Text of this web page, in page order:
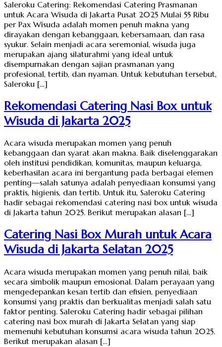
Saleroku Catering: Rekomendasi Catering Prasmanan
untuk Acara Wisuda di Jakarta Pusat 2025 Mulai 55 Ribu
per Pax Wisuda adalah momen penuh makna yang
dirayakan dengan kebanggaan, kebersamaan, dan rasa
syukur. Selain menjadi acara seremonial, wisuda juga
merupakan ajang silaturahmi yang ideal untuk
disempurnakan dengan sajian prasmanan yang
profesional, tertib, dan nyaman. Untuk kebutuhan tersebut,
Saleroku […]
Rekomendasi Catering Nasi Box untuk
Wisuda di Jakarta 2025
Acara wisuda merupakan momen yang penuh
kebanggaan dan syarat akan makna. Baik diselenggarakan
oleh institusi pendidikan, komunitas, maupun keluarga,
keberhasilan acara ini bergantung pada berbagai elemen
penting—salah satunya adalah penyediaan konsumsi yang
praktis, higienis, dan tertib. Untuk itu, Saleroku Catering
hadir sebagai rekomendasi catering nasi box untuk wisuda
di Jakarta tahun 2025. Berikut merupakan alasan […]
Catering Nasi Box Murah untuk Acara
Wisuda di Jakarta Selatan 2025
Acara wisuda merupakan momen yang penuh nilai, baik
secara simbolik maupun emosional. Dalam perayaan yang
mengedepankan kesan tertib dan efisien, penyediaan
konsumsi yang praktis dan berkualitas menjadi salah satu
faktor penting. Saleroku Catering hadir sebagai pilihan
catering nasi box murah di Jakarta Selatan yang siap
memenuhi kebutuhan konsumsi acara wisuda tahun 2025.
Berikut merupakan alasan […]